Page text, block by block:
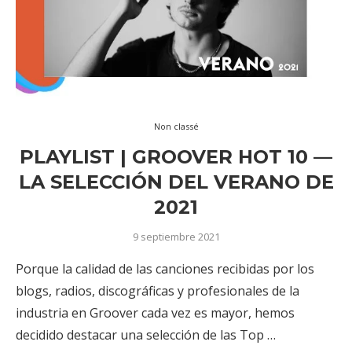
Non classé
PLAYLIST | GROOVER HOT 10 —
LA SELECCIÓN DEL VERANO DE
2021
9 septiembre 2021
Porque la calidad de las canciones recibidas por los
blogs, radios, discográficas y profesionales de la
industria en Groover cada vez es mayor, hemos
decidido destacar una selección de las Top …